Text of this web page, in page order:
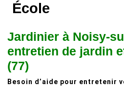
École
Jardinier à Noisy-
entretien de jardin
(77)
Besoin d’aide pour entretenir